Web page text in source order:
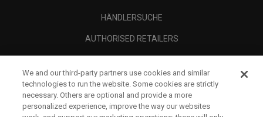
HÄNDLERSUCHE
AUTHORISED RETAILERS
UNTERNEHMENSPROFIL
RECHTLICHES-
We and our third-party partners use cookies and similar
technologies to run the website. Some cookies are strictly
necessary. Others are optional and provide a more
personalized experience, improve the way our websites